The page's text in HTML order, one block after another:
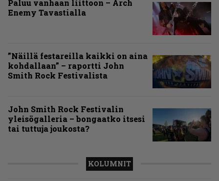
Paluu vanhaan liittoon – Arch
Enemy Tavastialla
”Näillä festareilla kaikki on aina
kohdallaan” – raportti John
Smith Rock Festivalista
John Smith Rock Festivalin
yleisögalleria – bongaatko itsesi
tai tuttuja joukosta?
KOLUMNIT